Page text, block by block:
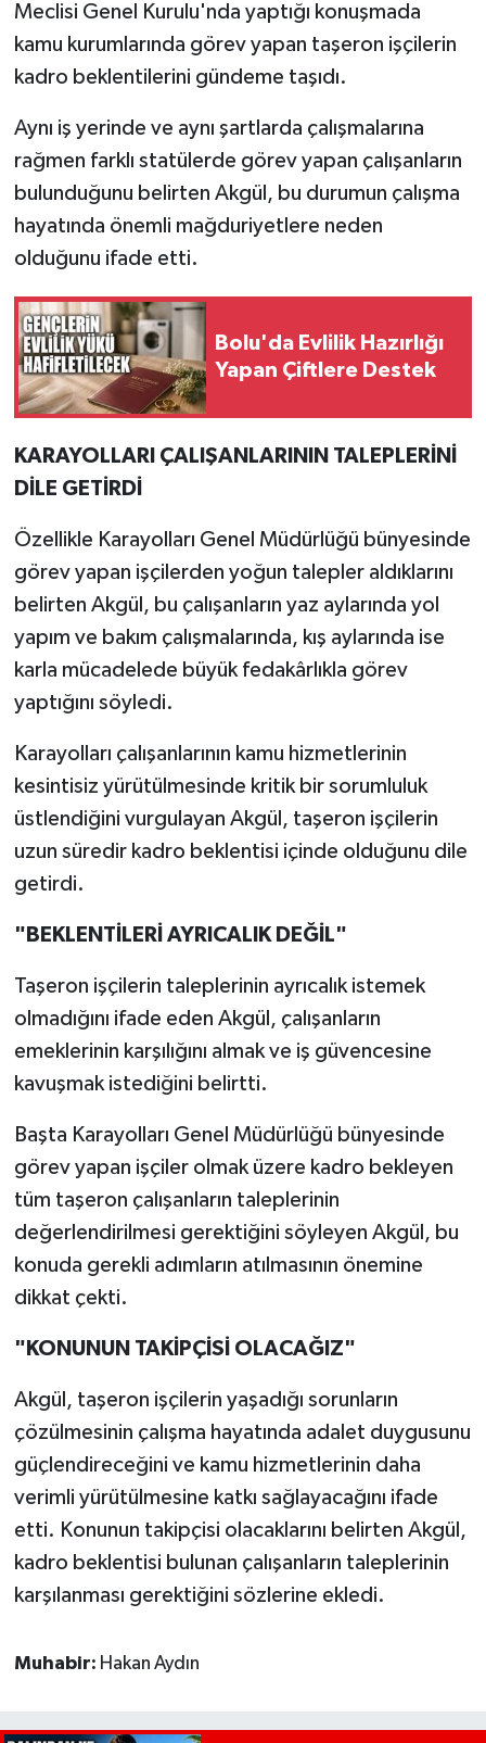
Meclisi Genel Kurulu'nda yaptığı konuşmada
kamu kurumlarında görev yapan taşeron işçilerin
kadro beklentilerini gündeme taşıdı.
Aynı iş yerinde ve aynı şartlarda çalışmalarına
rağmen farklı statülerde görev yapan çalışanların
bulunduğunu belirten Akgül, bu durumun çalışma
hayatında önemli mağduriyetlere neden
olduğunu ifade etti.
Bolu'da Evlilik Hazırlığı
Yapan Çiftlere Destek
KARAYOLLARI ÇALIŞANLARININ TALEPLERİNİ
DİLE GETİRDİ
Özellikle Karayolları Genel Müdürlüğü bünyesinde
görev yapan işçilerden yoğun talepler aldıklarını
belirten Akgül, bu çalışanların yaz aylarında yol
yapım ve bakım çalışmalarında, kış aylarında ise
karla mücadelede büyük fedakârlıkla görev
yaptığını söyledi.
Karayolları çalışanlarının kamu hizmetlerinin
kesintisiz yürütülmesinde kritik bir sorumluluk
üstlendiğini vurgulayan Akgül, taşeron işçilerin
uzun süredir kadro beklentisi içinde olduğunu dile
getirdi.
"BEKLENTİLERİ AYRICALIK DEĞİL"
Taşeron işçilerin taleplerinin ayrıcalık istemek
olmadığını ifade eden Akgül, çalışanların
emeklerinin karşılığını almak ve iş güvencesine
kavuşmak istediğini belirtti.
Başta Karayolları Genel Müdürlüğü bünyesinde
görev yapan işçiler olmak üzere kadro bekleyen
tüm taşeron çalışanların taleplerinin
değerlendirilmesi gerektiğini söyleyen Akgül, bu
konuda gerekli adımların atılmasının önemine
dikkat çekti.
"KONUNUN TAKİPÇİSİ OLACAĞIZ"
Akgül, taşeron işçilerin yaşadığı sorunların
çözülmesinin çalışma hayatında adalet duygusunu
güçlendireceğini ve kamu hizmetlerinin daha
verimli yürütülmesine katkı sağlayacağını ifade
etti. Konunun takipçisi olacaklarını belirten Akgül,
kadro beklentisi bulunan çalışanların taleplerinin
karşılanması gerektiğini sözlerine ekledi.
Muhabir: Hakan Aydın